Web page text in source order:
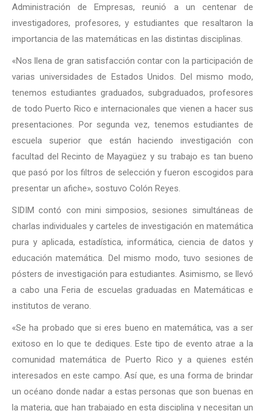
Administración de Empresas, reunió a un centenar de
investigadores, profesores, y estudiantes que resaltaron la
importancia de las matemáticas en las distintas disciplinas.
«Nos llena de gran satisfacción contar con la participación de
varias universidades de Estados Unidos. Del mismo modo,
tenemos estudiantes graduados, subgraduados, profesores
de todo Puerto Rico e internacionales que vienen a hacer sus
presentaciones. Por segunda vez, tenemos estudiantes de
escuela superior que están haciendo investigación con
facultad del Recinto de Mayagüez y su trabajo es tan bueno
que pasó por los filtros de selección y fueron escogidos para
presentar un afiche», sostuvo Colón Reyes.
SIDIM contó con mini simposios, sesiones simultáneas de
charlas individuales y carteles de investigación en matemática
pura y aplicada, estadística, informática, ciencia de datos y
educación matemática. Del mismo modo, tuvo sesiones de
pósters de investigación para estudiantes. Asimismo, se llevó
a cabo una Feria de escuelas graduadas en Matemáticas e
institutos de verano.
«Se ha probado que si eres bueno en matemática, vas a ser
exitoso en lo que te dediques. Este tipo de evento atrae a la
comunidad matemática de Puerto Rico y a quienes estén
interesados en este campo. Así que, es una forma de brindar
un océano donde nadar a estas personas que son buenas en
la materia, que han trabajado en esta disciplina y necesitan un